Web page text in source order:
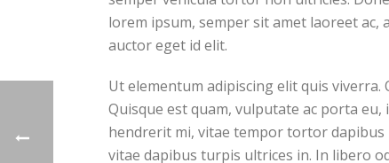
lorem ipsum, semper sit amet laoreet ac,
auctor eget id elit.
Ut elementum adipiscing elit quis
Quisque est quam, vulputate ac porta
hendrerit mi, vitae tempor tortor dapibus
vitae dapibus turpis ultrices in. In libero